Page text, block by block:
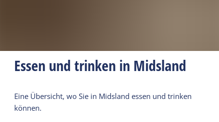
Essen und trinken in Midsland
Eine Übersicht, wo Sie in Midsland essen und trinken
können.